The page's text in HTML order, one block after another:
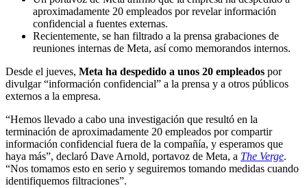
aproximadamente 20 empleados por revelar información
confidencial a fuentes externas.
Recientemente, se han filtrado a la prensa grabaciones de
reuniones internas de Meta, así como memorandos internos.
Desde el jueves, Meta ha despedido a unos 20 empleados por
divulgar “información confidencial” a la prensa y a otros públicos
externos a la empresa.
“Hemos llevado a cabo una investigación que resultó en la
terminación de aproximadamente 20 empleados por compartir
información confidencial fuera de la compañía, y esperamos que
haya más”, declaró Dave Arnold, portavoz de Meta, a The Verge.
“Nos tomamos esto en serio y seguiremos tomando medidas cuando
identifiquemos filtraciones”.